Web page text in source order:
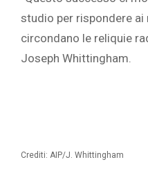
studio per rispondere
circondano le reliquie
Joseph Whittingham.
Crediti: AIP/J. Whittingham